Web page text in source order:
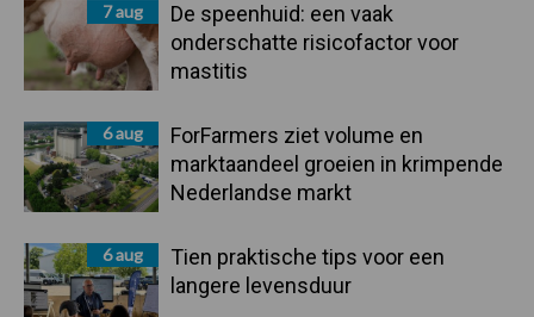
7 aug
De speenhuid: een vaak
onderschatte risicofactor voor
mastitis
6 aug
ForFarmers ziet volume en
marktaandeel groeien in krimpende
Nederlandse markt
6 aug
Tien praktische tips voor een
langere levensduur